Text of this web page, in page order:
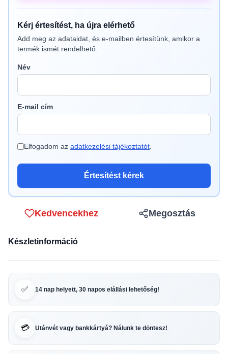
Kérj értesítést, ha újra elérhető
Add meg az adataidat, és e-mailben értesítünk, amikor a
termék ismét rendelhető.
Név
E-mail cím
Elfogadom az adatkezelési tájékoztatót
Értesítést kérek
Kedvencekhez Megosztás
Készletinformáció
✅ 14 nap helyett, 30 napos elállási lehetőség!
💳 Utánvét vagy bankkártyá? Nálunk te döntesz!